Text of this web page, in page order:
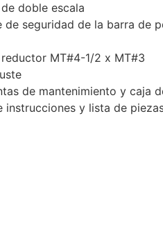
doble escala
de seguridad de la barra de
MT#4-1/2 x MT#3
de mantenimiento y caja
instrucciones y lista de